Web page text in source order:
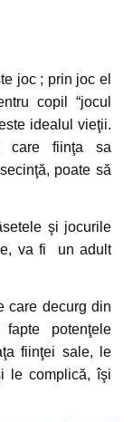
joc ; prin joc el
copil “jocul
idealul vieţii.
care fiinţa sa
poate să
şi jocurile
va fi un adult
care decurg din
potenţele
fiinţei sale, le
le complică, îşi